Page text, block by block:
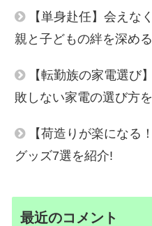
【単身赴任】会えな
親と子どもの絆を深め
【転勤族の家電選び
敗しない家電の選び方を
【荷造りが楽になる
グッズ7選を紹介!
最近のコメント